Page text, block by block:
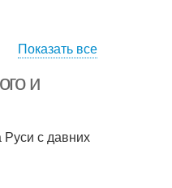
Показать все
и
с давних